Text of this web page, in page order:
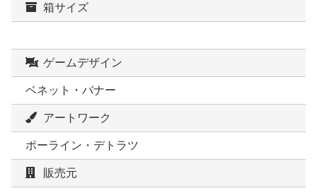
箱サイズ
ゲームデザイン
ベネット・バナー
アートワーク
ポーライン・デトラツ
販売元